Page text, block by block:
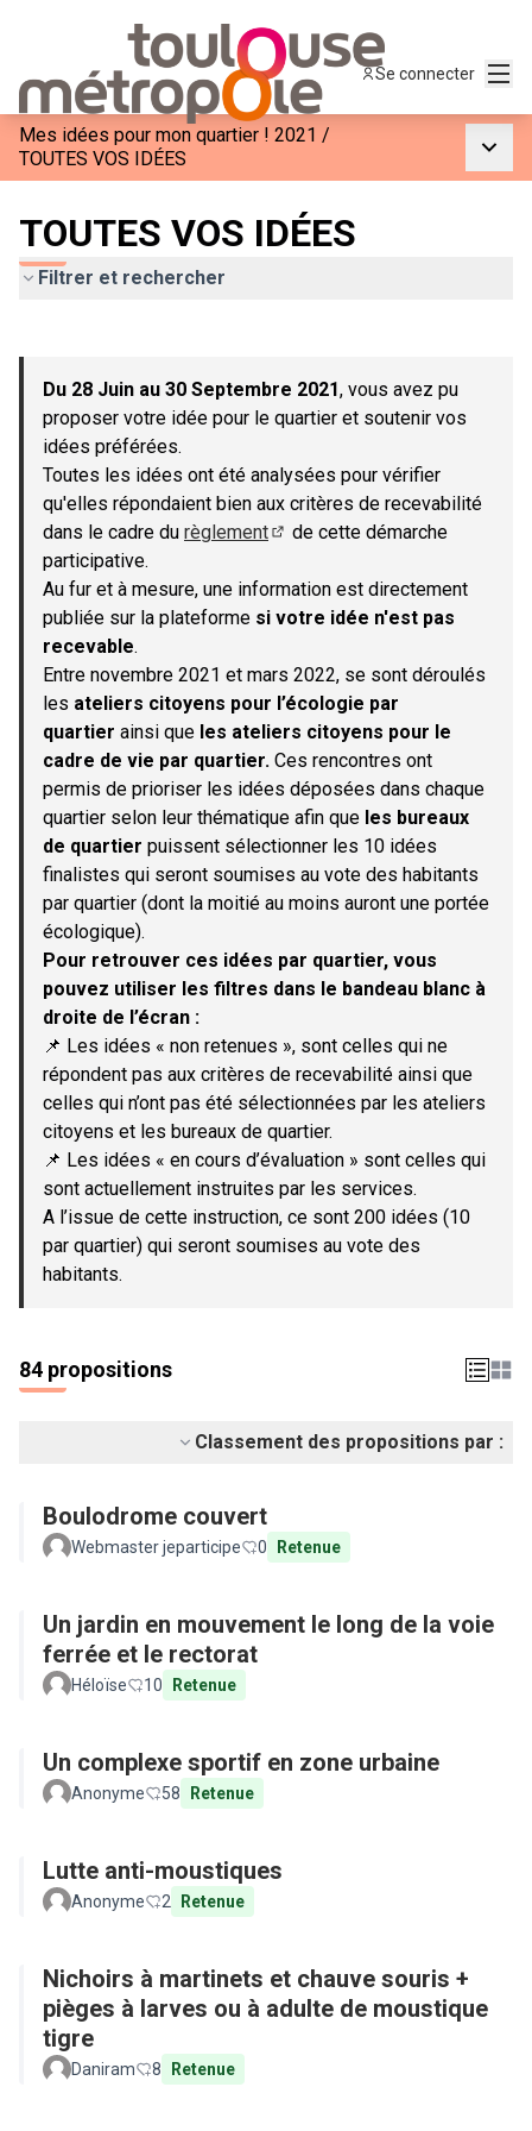
Se connecter
Mes idées pour mon quartier ! 2021 /
TOUTES VOS IDÉES
TOUTES VOS IDÉES
Filtrer et rechercher
−
Du 28 Juin au 30 Septembre 2021, vous avez pu
proposer votre idée pour le quartier et soutenir vos
idées préférées.
Toutes les idées ont été analysées pour vérifier
qu'elles répondaient bien aux critères de recevabilité
dans le cadre du règlement
de cette démarche
participative.
Au fur et à mesure, une information est directement
publiée sur la plateforme si votre idée n'est pas
recevable.
Entre novembre 2021 et mars 2022, se sont déroulés
les ateliers citoyens pour l’écologie par
quartier ainsi que les ateliers citoyens pour le
cadre de vie par quartier. Ces rencontres ont
permis de prioriser les idées déposées dans chaque
quartier selon leur thématique afin que les bureaux
de quartier puissent sélectionner les 10 idées
finalistes qui seront soumises au vote des habitants
par quartier (dont la moitié au moins auront une portée
écologique).
Pour retrouver ces idées par quartier, vous
pouvez utiliser les filtres dans le bandeau blanc à
droite de l’écran :
📌 Les idées « non retenues », sont celles qui ne
répondent pas aux critères de recevabilité ainsi que
celles qui n’ont pas été sélectionnées par les ateliers
citoyens et les bureaux de quartier.
📌 Les idées « en cours d’évaluation » sont celles qui
sont actuellement instruites par les services.
A l’issue de cette instruction, ce sont 200 idées (10
par quartier) qui seront soumises au vote des
habitants.
84 propositions
Classement des propositions par :
Boulodrome couvert
Webmaster jeparticipe 0 Retenue
Un jardin en mouvement le long de la voie
ferrée et le rectorat
Héloïse 10 Retenue
Un complexe sportif en zone urbaine
Anonyme 58 Retenue
Lutte anti-moustiques
Anonyme 2 Retenue
Nichoirs à martinets et chauve souris +
pièges à larves ou à adulte de moustique
tigre
Daniram 8 Retenue